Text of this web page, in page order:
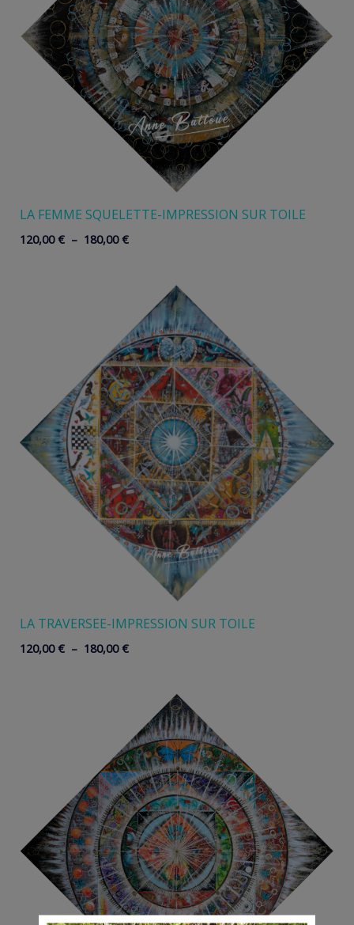
LA FEMME SQUELETTE-IMPRESSION SUR TOILE
120,00€ – 180,00€Plage
180,00 €
LA TRAVERSEE-IMPRESSION SUR TOILE
120,00€ – 180,00€Plage
180,00 €